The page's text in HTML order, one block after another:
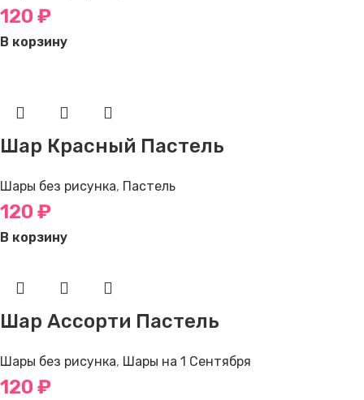
120 ₽
В корзину
Шар Красный Пастель
Шары без рисунка, Пастель
120 ₽
В корзину
Шар Ассорти Пастель
Шары без рисунка, Шары на 1 Сентября
120 ₽